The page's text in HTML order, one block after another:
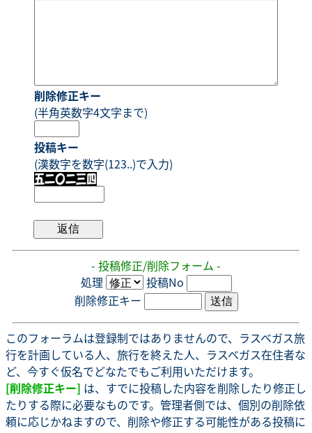
削除修正キー
(半角英数字4文字まで)
投稿キー
(漢数字を数字(123..)で入力)
- 投稿修正/削除フォーム -
処理
投稿No
削除修正キー
このフォーラムは登録制ではありませんので、ラスベガス旅
行を計画している人、旅行を終えた人、ラスベガス在住者な
ど、今すぐ仮名でどなたでもご利用いただけます。
[削除修正キー] は、すでに投稿した内容を削除したり修正し
たりする際に必要なものです。管理者側では、個別の削除依
頼に応じかねますので、削除や修正する可能性がある投稿に